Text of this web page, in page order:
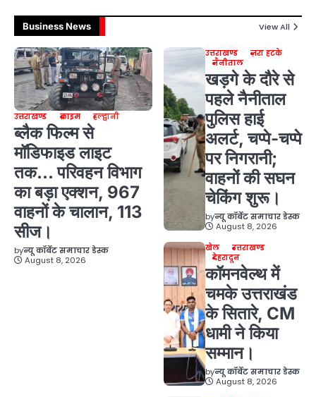
Business News View All
उत्तराखण्ड क्राइम हल्द्वानी
ब्लैक फिल्म से
मॉडिफाइड लाइट
तक… परिवहन विभाग
का बड़ा एक्शन, 967
वाहनों के चालान, 113
सीज।
byन्यू कॉर्बेट समाचार डेस्क
August 8, 2026
उत्तराखण्ड
ज़रा हटके
नैनीताल
खड़गे के दौरे से
पहले नैनीताल
पुलिस हाई
अलर्ट, चप्पे-चप्पे
पर निगरानी;
वाहनों की सघन
चेकिंग शुरू।
byन्यू कॉर्बेट समाचार डेस्क
August 8, 2026
खेल
उत्तराखण्ड
देहरादून
कॉमनवेल्थ में
चमके उत्तराखंड
के सितारे, CM
धामी ने किया
सम्मान।
byन्यू कॉर्बेट समाचार डेस्क
August 8, 2026